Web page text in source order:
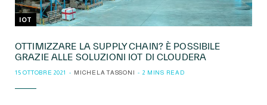
IOT
OTTIMIZZARE LA SUPPLY CHAIN? È POSSIBILE
GRAZIE ALLE SOLUZIONI IOT DI CLOUDERA
15 OTTOBRE 2021 MICHELA TASSONI 2 MINS READ